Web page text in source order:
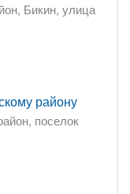
Бикин, улица
району
поселок